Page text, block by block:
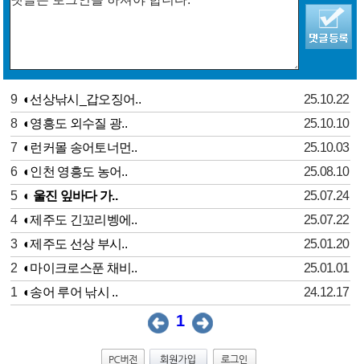
9 ◐선상낚시_갑오징어..
25.10.22
8 ◐영흥도 외수질 광..
25.10.10
7 ◐런커몰 송어토너먼..
25.10.03
6 ◐인천 영흥도 농어..
25.08.10
5 ◐ 울진 잎바다 가..
25.07.24
4 ◐제주도 긴꼬리벵에..
25.07.22
3 ◐제주도 선상 부시..
25.01.20
2 ◐마이크로스푼 채비..
25.01.01
1 ◐송어 루어 낚시 .. 24.12.17
1